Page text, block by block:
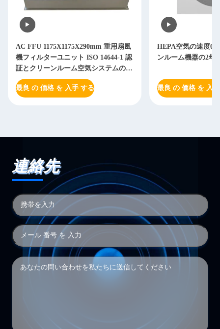
AC FFU 1175X1175X290mm 重用扇風
機フィルターユニット ISO 14644-1 認
証とクリーンルーム空気システムのた
めの3速調整可能な空流
最良 の 価格 を 入手 する
HEPA空気の速度
ンルーム機器の2年
最良 の 価格 を 入
連絡先